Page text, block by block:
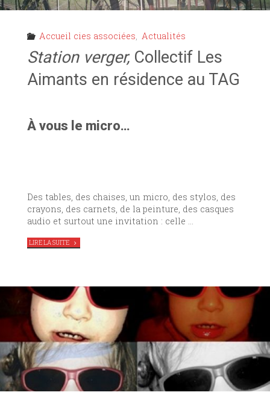
Accueil cies associées, Actualités
Station verger,Collectif Les
Aimants en résidence au TAG
À vous le micro…
Des tables, des chaises, un micro, des stylos, des
crayons, des carnets, de la peinture, des casques
audio et surtout une invitation : celle …
LIRE LA SUITE"
STATION
VERGER,
RÉSIDENCE
AU
TAG"